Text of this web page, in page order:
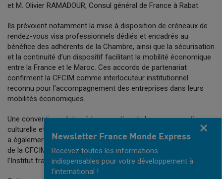
et M. Olivier RAMADOUR, Consul général de France à Rabat.
Ils prévoient notamment la mise à disposition de créneaux de
rendez-vous visa professionnels dédiés et encadrés au
bénéfice des adhérents de la Chambre, ainsi que la sécurisation
et la continuité d’un dispositif facilitant la mobilité économique
entre la France et le Maroc. Ces accords de partenariat
confirment la CFCIM comme interlocuteur institutionnel
reconnu pour l’accompagnement des entreprises dans leurs
mobilités économiques.
Une convention relative à la promotion de la programmation
culturelle et des cours de langue de l’Institut français au Maroc
a également été signée entre M. Sébastien LE BONTÉ, Président
de la CFCIM, et Mme Agnès HUMRUZIAN, Directrice générale de
l’Institut français au Maroc.
Newsletter France Monde Express
Recevez toutes les informations
indispensables pour votre développement à
l'international !